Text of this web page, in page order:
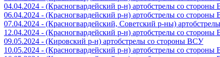
04.04.2024 - (Красногвардейский р-н) артобстрелы со
06.04.2024 - (Красногвардейский р-н) артобстрелы со
07.04.2024 - (Красногвардейский, Советский р-ны)
12.04.2024 - (Красногвардейский р-н) артобстрелы со
09.05.2024 - (Кировский р-н) артобстрелы со стороны ВСУ
10.05.2024 - (Красногвардейский р-н) артобстрелы со